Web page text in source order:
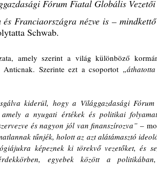
Fórum Fiatal Globális
Franciaországra nézve is –
Schwab.
Anticnak. Szerinte ezt a csoportot
kiderül, hogy a Világgazdasági
a nyugati értékek és politikai
és nagyon jól van finanszírozva” –
tűnjék, holott az azt alátámasztó
képeznek ki törekvő vezetőket, és
egyebek között a